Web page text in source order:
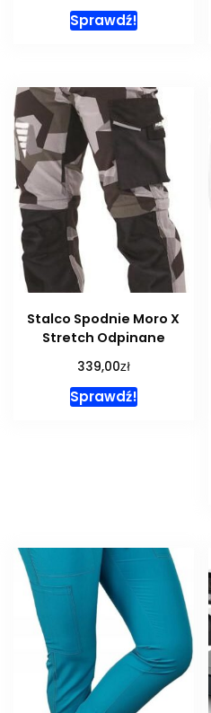
Sprawdź!
Stalco Spodnie Moro X
Stretch Odpinane
339,00zł
Sprawdź!